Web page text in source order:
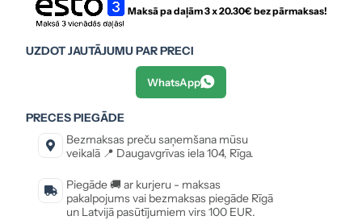
Maksā pa daļām 3 x20.30€ bez pārmaksas!
UZDOT JAUTĀJUMU PAR PRECI
WhatsApp
PRECES PIEGĀDE
Bezmaksas preču saņemšana mūsu
veikalā 📍 Daugavgrīvas iela 104, Rīga.
Piegāde 🚚 ar kurjeru - maksas
pakalpojums vai bezmaksas piegāde Rīgā
un Latvijā pasūtījumiem virs 100 EUR.